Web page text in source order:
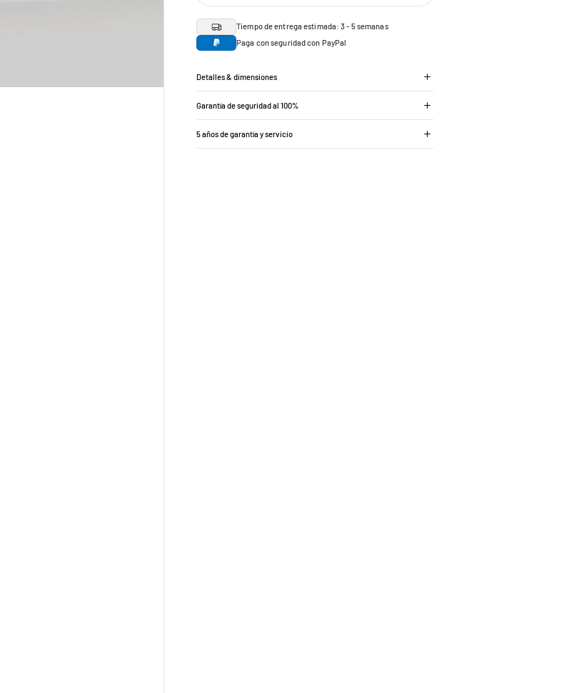
Tiempo de entrega estimada: 3 - 5 semanas
Paga con seguridad con PayPal
Detalles & dimensiones
Garantía de seguridad al 100%
5 años de garantía y servicio